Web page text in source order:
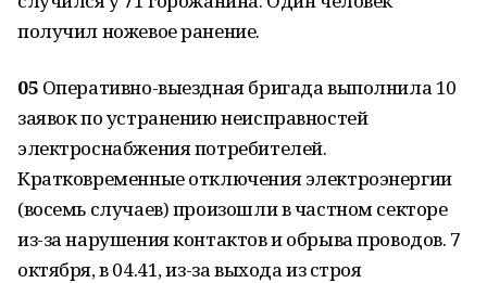
получил ножевое ранение.
05 Оперативно-выездная бригада выполнила 10
заявок по устранению неисправностей
электроснабжения потребителей.
Кратковременные отключения электроэнергии
(восемь случаев) произошли в частном секторе
из-за нарушения контактов и обрыва проводов. 7
октября, в 04.41, из-за выхода из строя